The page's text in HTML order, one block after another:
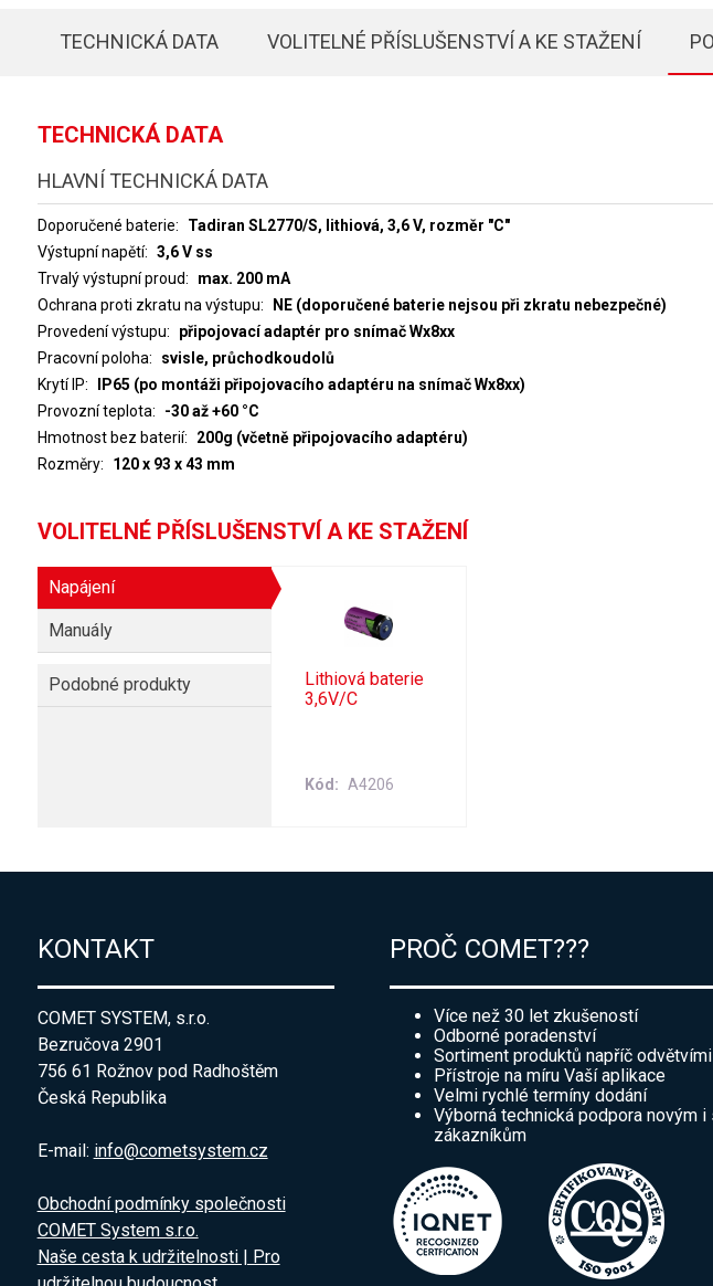
TECHNICKÁ DATA VOLITELNÉ PŘÍSLUŠENSTVÍ A KE STAŽENÍ
TECHNICKÁ DATA
HLAVNÍ TECHNICKÁ DATA
Doporučené baterie
Tadiran SL2770/S, lithiová, 3,6 V, rozměr "C"
Výstupní napětí
3,6 V ss
Trvalý výstupní proud
max. 200 mA
Ochrana proti zkratu na výstupu
NE (doporučené baterie nejsou při zkratu nebezpečné)
Provedení výstupu
připojovací adaptér pro snímač Wx8xx
Pracovní poloha
svisle, průchodkoudolů
Krytí IP
IP65 (po montáži připojovacího adaptéru na snímač Wx8xx)
Provozní teplota
-30 až +60 °C
Hmotnost bez baterií
200g (včetně připojovacího adaptéru)
Rozměry
120 x 93 x 43 mm
VOLITELNÉ PŘÍSLUŠENSTVÍ A KE STAŽENÍ
Napájení
Manuály
Podobné produkty
Lithiová baterie
3,6V/C
Kód A4206
KONTAKT
COMET SYSTEM, s.r.o.
Bezručova 2901
756 61 Rožnov pod Radhoštěm
Česká Republika
E-mail: info@cometsystem.cz
Obchodní podmínky společnosti
COMET System s.r.o.
Naše cesta k udržitelnosti | Pro
PROČ COMET???
Více než 30 let zkušeností
Odborné poradenství
Sortiment produktů napříč odvětvími
Přístroje na míru Vaší aplikace
Velmi rychlé termíny dodání
Výborná technická podpora novým i
zákazníkům